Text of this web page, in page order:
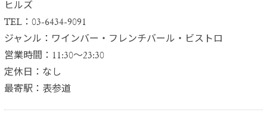
ヒルズ
TEL：03-6434-9091
ジャンル：ワインバー・フレンチバール・ビストロ
営業時間：11:30〜23:30
定休日：なし
最寄駅：表参道